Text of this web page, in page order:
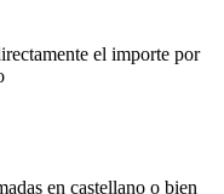
el importe por
en castellano o bien